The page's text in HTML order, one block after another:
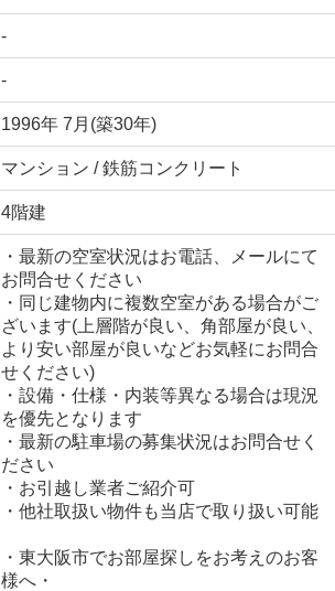
-
-
1996年 7月(築30年)
マンション / 鉄筋コンクリート
4階建
・最新の空室状況はお電話、メールにて
お問合せください
・同じ建物内に複数空室がある場合がご
ざいます(上層階が良い、角部屋が良い、
より安い部屋が良いなどお気軽にお問合
せください)
・設備・仕様・内装等異なる場合は現況
を優先となります
・最新の駐車場の募集状況はお問合せく
ださい
・お引越し業者ご紹介可
・他社取扱い物件も当店で取り扱い可能
・東大阪市でお部屋探しをお考えのお客
様へ・